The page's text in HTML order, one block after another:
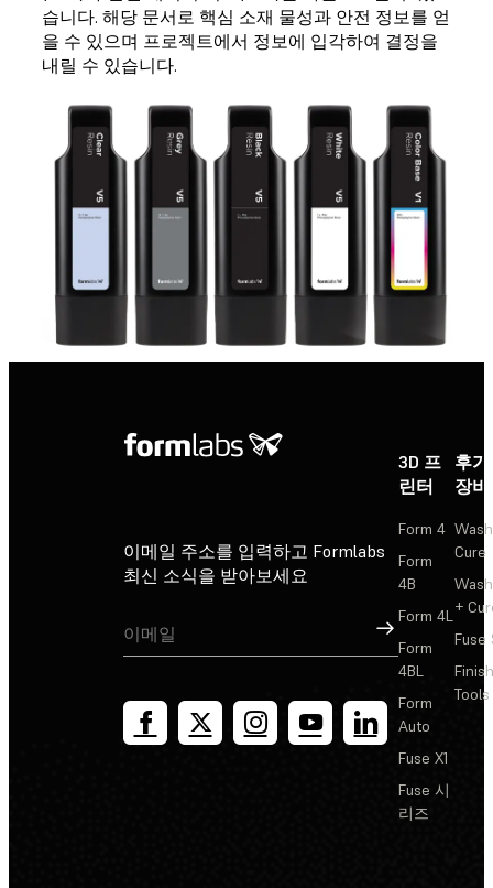
선택하신 소재는 현재 안전정보 자료표를 준비하는 중
입니다.
습니다. 해당 문서로 핵심 소재 물성과 안전 정보를 얻
을 수 있으며 프로젝트에서 정보에 입각하여 결정을
내릴 수 있습니다.
이메일 주소를 입력하고 Formlabs
최신 소식을 받아보세요
가입
3D 프
린터
Form 4
Form
4B
Form 4L
Form
4BL
Form
Auto
Fuse X1
Fuse 시
리즈
후
장비
Cure
+
Fuse
Tools